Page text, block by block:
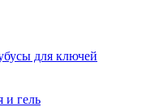
для ключей
и гель